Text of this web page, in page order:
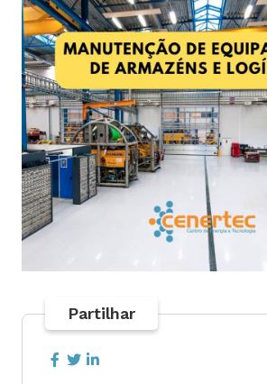
Partilhar